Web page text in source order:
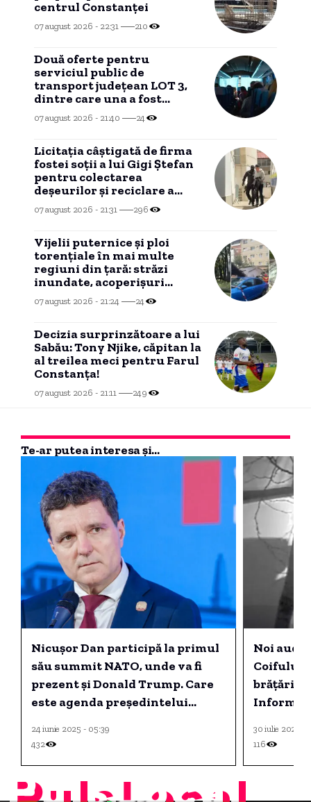
centrul Constanței
07 august 2026 - 22:31 210
Două oferte pentru
serviciul public de
transport județean LOT 3,
dintre care una a fost
declarată INADMISIBILĂ
07 august 2026 - 21:40 24
Licitația câștigată de firma
fostei soții a lui Gigi Ștefan
pentru colectarea
deșeurilor și reciclare a
ajuns în instanță
07 august 2026 - 21:31 296
Vijelii puternice și ploi
torențiale în mai multe
regiuni din țară: străzi
inundate, acoperișuri
smulse și zeci de mașini
avariate
07 august 2026 - 21:24 24
Decizia surprinzătoare a lui
Sabău: Tony Njike, căpitan la
al treilea meci pentru Farul
Constanța!
07 august 2026 - 21:11 249
Te-ar putea interesa și...
Nicuşor Dan participă la primul
său summit NATO, unde va fi
prezent și Donald Trump. Care
este agenda președintelui
24 iunie 2025 - 05:39
432
Noi
Coifului
brățărilor
30 iulie 2025 -
116
PulsLocal